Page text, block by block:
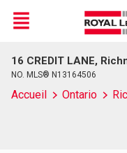
Live
En Direct
Menu
16 CREDIT LANE,
NO. MLS® N13164506
Accueil Ontario